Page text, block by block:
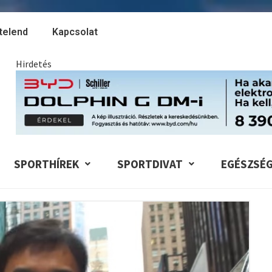
Kapcsolat
Hirdetés
SPORTHÍREK SPORTDIVAT